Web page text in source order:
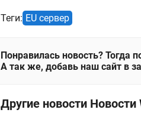
Теги: EU сервер
Понравилась новость? Тогда
А так же, добавь наш сайт в
Другие новости Новости